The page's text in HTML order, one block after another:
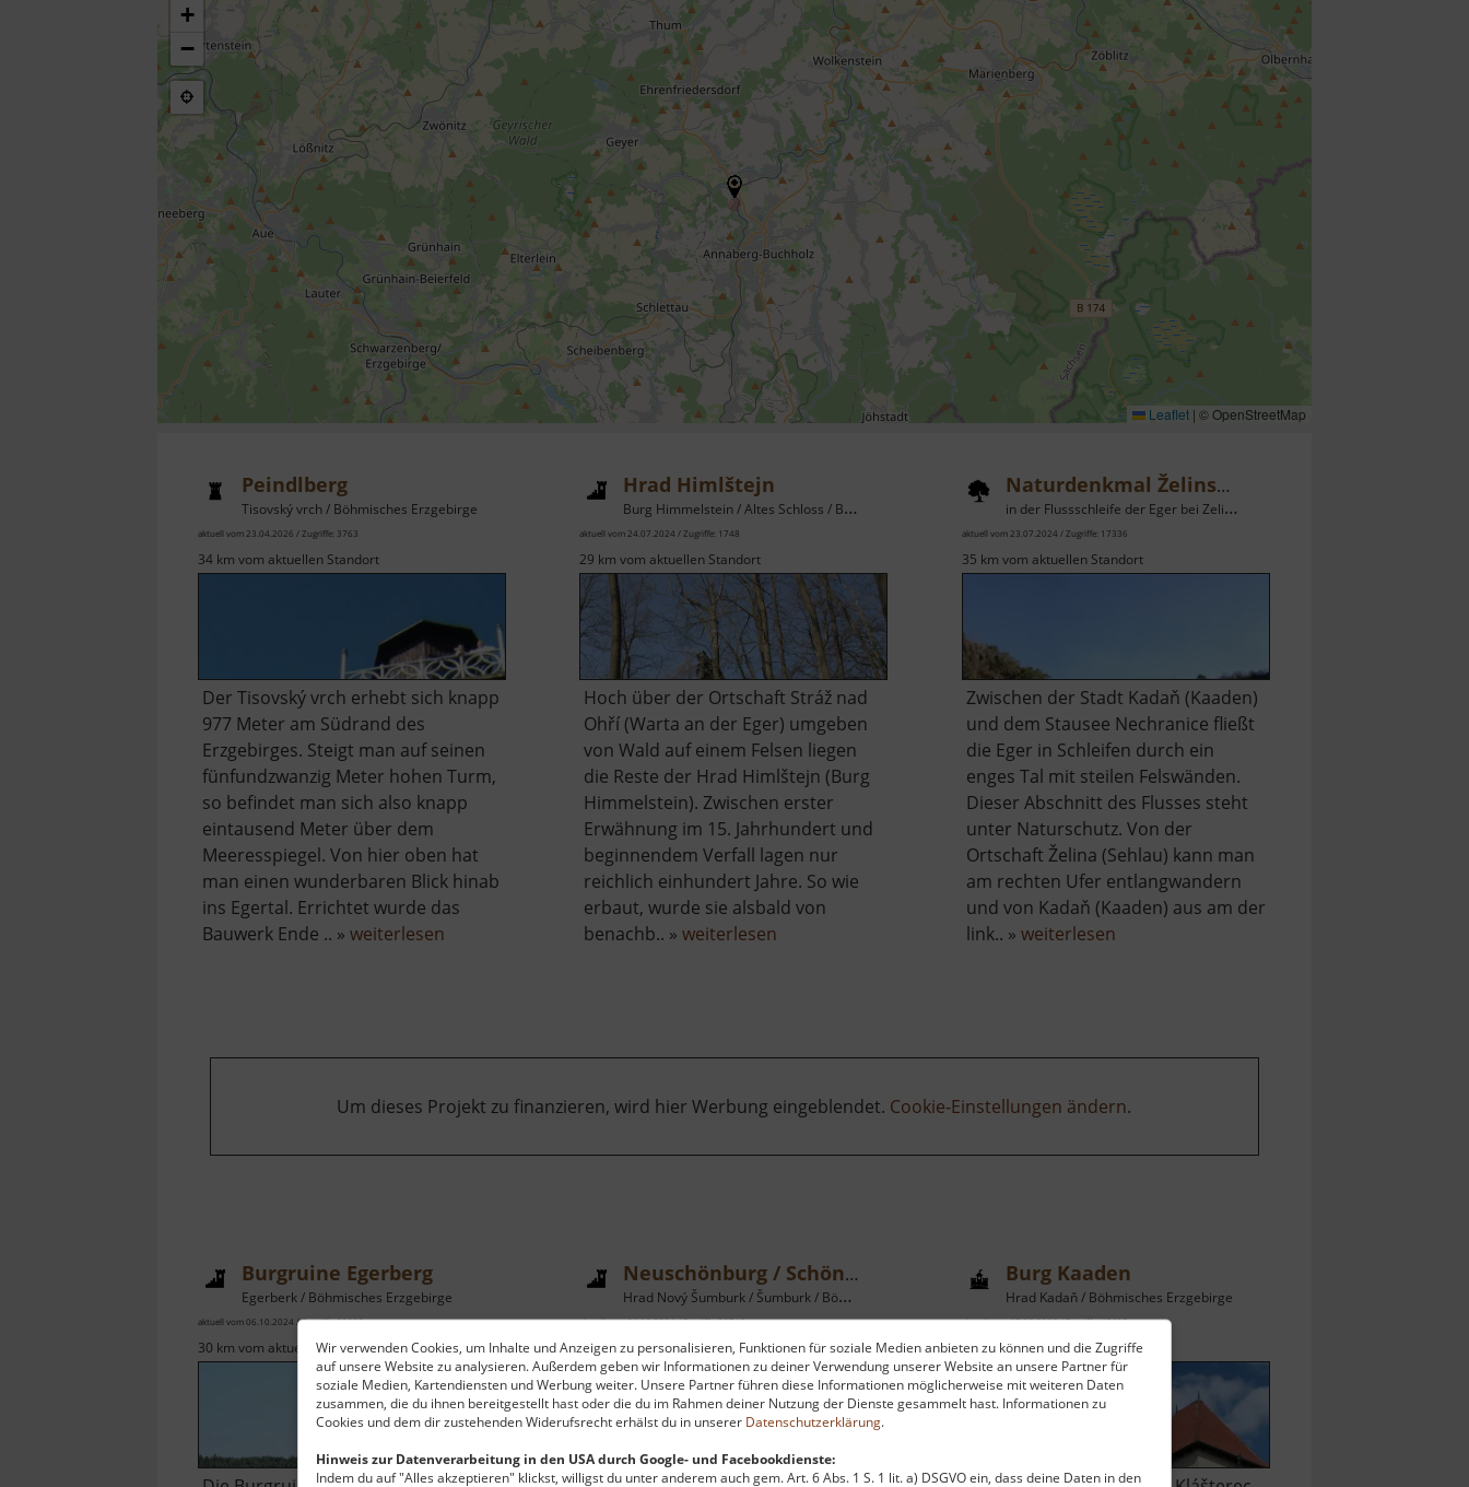
Wir verwenden Cookies, um Inhalte und Anzeigen zu personalisieren, Funktionen für soziale Medien anbieten zu können und die Zugriffe
auf unsere Website zu analysieren. Außerdem geben wir Informationen zu deiner Verwendung unserer Website an unsere Partner für
soziale Medien, Kartendiensten und Werbung weiter. Unsere Partner führen diese Informationen möglicherweise mit weiteren Daten
zusammen, die du ihnen bereitgestellt hast oder die du im Rahmen deiner Nutzung der Dienste gesammelt hast. Informationen zu
Cookies und dem dir zustehenden Widerufsrecht erhälst du in unserer Datenschutzerklärung.
Hinweis zur Datenverarbeitung in den USA durch Google- und Facebookdienste:
Indem du auf "Alles akzeptieren" klickst, willigst du unter anderem auch gem. Art. 6 Abs. 1 S. 1 lit. a) DSGVO ein, dass deine Daten in den
+
−
Leaflet | © OpenStreetMap
Peindlberg
Tisovský vrch / Böhmisches Erzgebirge
aktuell vom 23.04.2026 / Zugriffe: 3763
34 km vom aktuellen Standort
Der Tisovský vrch erhebt sich knapp
977 Meter am Südrand des
Erzgebirges. Steigt man auf seinen
fünfundzwanzig Meter hohen Turm,
so befindet man sich also knapp
eintausend Meter über dem
Meeresspiegel. Von hier oben hat
man einen wunderbaren Blick hinab
ins Egertal. Errichtet wurde das
Bauwerk Ende .. » weiterlesen
Hrad Himlštejn
Burg Himmelstein / Altes Schloss / Böhmisches Erzgebirge
aktuell vom 24.07.2024 / Zugriffe: 1748
29 km vom aktuellen Standort
Hoch über der Ortschaft Stráž nad
Ohří (Warta an der Eger) umgeben
von Wald auf einem Felsen liegen
die Reste der Hrad Himlštejn (Burg
Himmelstein). Zwischen erster
Erwähnung im 15. Jahrhundert und
beginnendem Verfall lagen nur
reichlich einhundert Jahre. So wie
erbaut, wurde sie alsbald von
benachb.. »weiterlesen
Naturdenkmal Želinský meandr
in der Flussschleife der Eger bei Zelině / Böhmisches Erzgebirge
aktuell vom 23.07.2024 / Zugriffe: 17336
35 km vom aktuellen Standort
Zwischen der Stadt Kadaň (Kaaden)
und dem Stausee Nechranice fließt
die Eger in Schleifen durch ein
enges Tal mit steilen Felswänden.
Dieser Abschnitt des Flusses steht
unter Naturschutz. Von der
Ortschaft Želina (Sehlau) kann man
am rechten Ufer entlangwandern
und von Kadaň (Kaaden) aus am der
link.. » weiterlesenüber
Um dieses Projekt zu finanzieren, wird hier Werbung eingeblendet. Cookie-Einstellungen ändern.
Burgruine Egerberg
Egerberk / Böhmisches Erzgebirge
aktuell vom 06.10.2024 / Zugriffe: 29022
30 km vom aktuellen Standort
Neuschönburg / Schönburg
Hrad Nový Šumburk / Šumburk / Böhmisches Erzgebirge
aktuell vom 01.10.2024 / Zugriffe: 23746
28 km vom aktuellen Standort
Burg Kaaden
Hrad Kadaň / Böhmisches Erzgebirge
aktuell vom 07.06.2026 / Zugriffe: 47637
33 km vom aktuellen Standort